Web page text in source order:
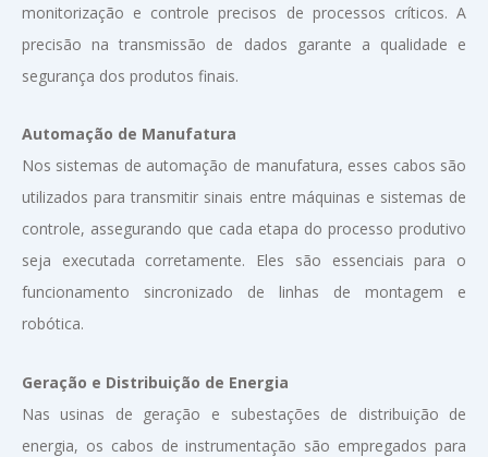
monitorização e controle precisos de processos críticos. A
precisão na transmissão de dados garante a qualidade e
segurança dos produtos finais.
Automação de Manufatura
Nos sistemas de automação de manufatura, esses cabos são
utilizados para transmitir sinais entre máquinas e sistemas de
controle, assegurando que cada etapa do processo produtivo
seja executada corretamente. Eles são essenciais para o
funcionamento sincronizado de linhas de montagem e
robótica.
Geração e Distribuição de Energia
Nas usinas de geração e subestações de distribuição de
energia, os cabos de instrumentação são empregados para